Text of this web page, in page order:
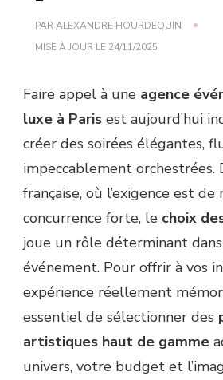
PARALEXANDRE HOURDEQUIN
MISE À JOUR LE 24/11/2025
Faire appel à une agence
luxe à Paris est aujourd’hui
créer des soirées élégantes,
impeccablement orchestrées.
française, où l’exigence est
concurrence forte, le choix
joue un rôle déterminant
événement. Pour offrir à vos
expérience réellement
essentiel de sélectionner des
artistiques haut de gamme
univers, votre budget et